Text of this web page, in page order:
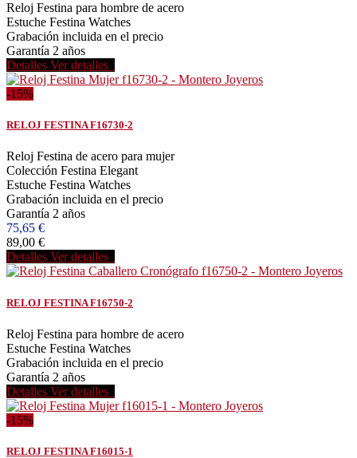
Reloj Festina para hombre de acero
Estuche Festina Watches
Grabación incluida en el precio
Garantía 2 años
Detalles Ver detalles
-15%
RELOJ FESTINA F16730-2
Reloj Festina de acero para mujer
Colección Festina Elegant
Estuche Festina Watches
Grabación incluida en el precio
Garantía 2 años
75,65 €
89,00 €
Detalles Ver detalles
RELOJ FESTINA F16750-2
Reloj Festina para hombre de acero
Estuche Festina Watches
Grabación incluida en el precio
Garantía 2 años
Detalles Ver detalles
-15%
RELOJ FESTINA F16015-1